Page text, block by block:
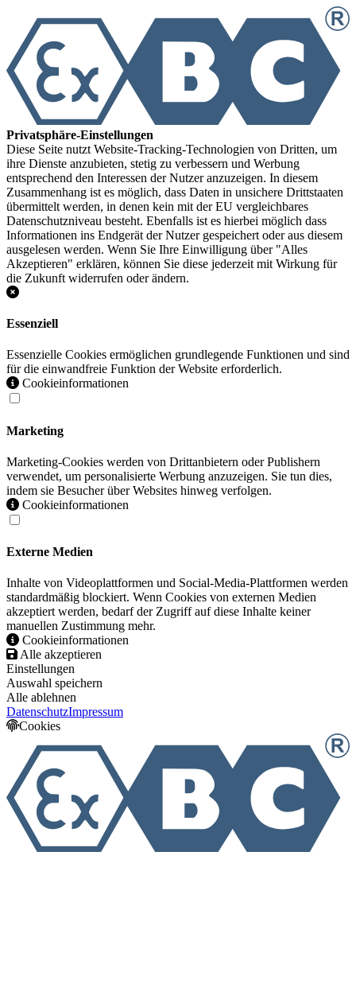
Privatsphäre-Einstellungen
Diese Seite nutzt Website-Tracking-Technologien von Dritten, um
ihre Dienste anzubieten, stetig zu verbessern und Werbung
entsprechend den Interessen der Nutzer anzuzeigen. In diesem
Zusammenhang ist es möglich, dass Daten in unsichere Drittstaaten
übermittelt werden, in denen kein mit der EU vergleichbares
Datenschutzniveau besteht. Ebenfalls ist es hierbei möglich dass
Informationen ins Endgerät der Nutzer gespeichert oder aus diesem
ausgelesen werden. Wenn Sie Ihre Einwilligung über "Alles
Akzeptieren" erklären, können Sie diese jederzeit mit Wirkung für
die Zukunft widerrufen oder ändern.
Essenziell
Essenzielle Cookies ermöglichen grundlegende Funktionen und sind
für die einwandfreie Funktion der Website erforderlich.
Cookieinformationen
Marketing
Marketing-Cookies werden von Drittanbietern oder Publishern
verwendet, um personalisierte Werbung anzuzeigen. Sie tun dies,
indem sie Besucher über Websites hinweg verfolgen.
Cookieinformationen
Externe Medien
Inhalte von Videoplattformen und Social-Media-Plattformen werden
standardmäßig blockiert. Wenn Cookies von externen Medien
akzeptiert werden, bedarf der Zugriff auf diese Inhalte keiner
manuellen Zustimmung mehr.
Cookieinformationen
Alle akzeptieren
Einstellungen
Auswahl speichern
Alle ablehnen
DatenschutzImpressum
Cookies